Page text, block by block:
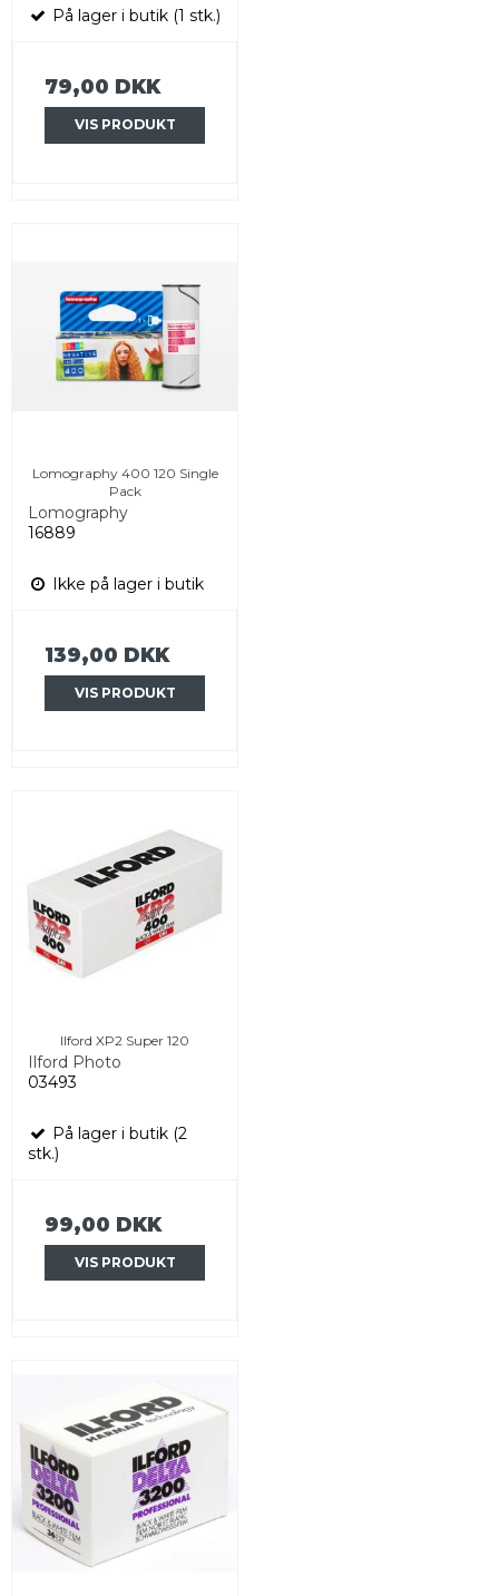
På lager i butik (1 stk.)
79,00 DKK
VIS PRODUKT
Lomography 400 120 Single
Pack
Lomography
16889
Ikke på lager i butik
139,00 DKK
VIS PRODUKT
Ilford XP2 Super 120
Ilford Photo
03493
På lager i butik (2
stk.)
99,00 DKK
VIS PRODUKT